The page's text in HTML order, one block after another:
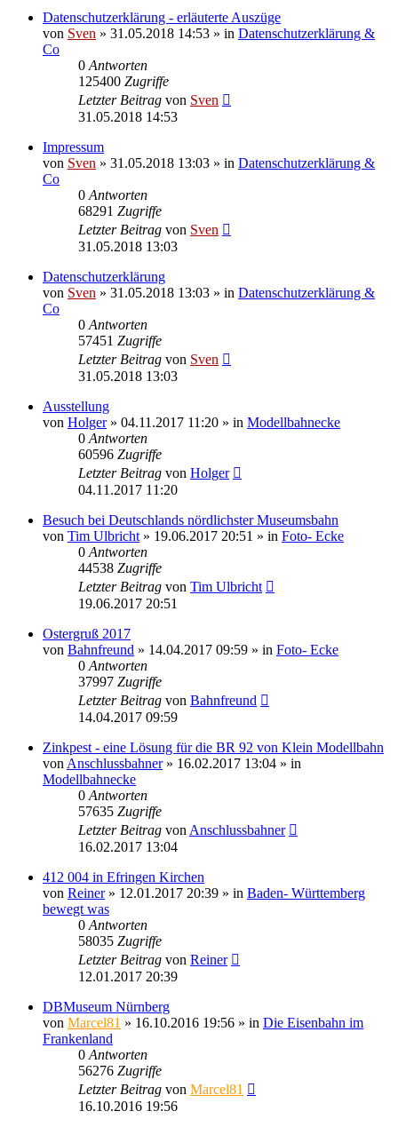
Datenschutzerklärung - erläuterte Auszüge
von Sven » 31.05.2018 14:53 » in Datenschutzerklärung &
Co
0 Antworten
125400 Zugriffe
Letzter Beitrag von Sven
31.05.2018 14:53
Impressum
von Sven » 31.05.2018 13:03 » in Datenschutzerklärung &
Co
0 Antworten
68291 Zugriffe
Letzter Beitrag von Sven
31.05.2018 13:03
Datenschutzerklärung
von Sven » 31.05.2018 13:03 » in Datenschutzerklärung &
Co
0 Antworten
57451 Zugriffe
Letzter Beitrag von Sven
31.05.2018 13:03
Ausstellung
von Holger» 04.11.2017 11:20 » in Modellbahnecke
0 Antworten
60596 Zugriffe
Letzter Beitrag von Holger
04.11.2017 11:20
Besuch bei Deutschlands nördlichster Museumsbahn
von Tim Ulbricht » 19.06.2017 20:51 » in Foto- Ecke
0 Antworten
44538 Zugriffe
Letzter Beitrag von Tim Ulbricht
19.06.2017 20:51
Ostergruß 2017
von Bahnfreund » 14.04.2017 09:59 » in Foto- Ecke
0 Antworten
37997 Zugriffe
Letzter Beitrag von Bahnfreund
14.04.2017 09:59
Zinkpest - eine Lösung für die BR 92 von Klein Modellbahn
von Anschlussbahner» 16.02.2017 13:04 » in
Modellbahnecke
0 Antworten
57635 Zugriffe
Letzter Beitrag von Anschlussbahner
16.02.2017 13:04
412 004 in Efringen Kirchen
von Reiner» 12.01.2017 20:39 » in Baden- Württemberg
bewegt was
0 Antworten
58035 Zugriffe
Letzter Beitrag von Reiner
12.01.2017 20:39
DBMuseum Nürnberg
von Marcel81 » 16.10.2016 19:56 » in Die Eisenbahn im
Frankenland
0 Antworten
56276 Zugriffe
Letzter Beitrag von Marcel81
16.10.2016 19:56